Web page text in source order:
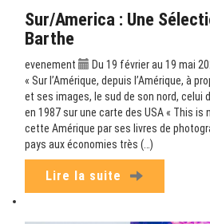
Sur/America : Une
Barthe
evenement
Du 19 février au 19 mai
« Sur l’Amérique, depuis l’Amérique, à
et ses images, le sud de son nord, celui
en 1987 sur une carte des USA « This is
cette Amérique par ses livres de
pays aux économies très (…)
Lire la suite